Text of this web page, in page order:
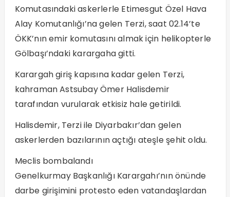
Komutasındaki askerlerle Etimesgut Özel Hava
Alay Komutanlığı’na gelen Terzi, saat 02.14’te
ÖKK’nın emir komutasını almak için helikopterle
Gölbaşı’ndaki karargaha gitti.
Karargah giriş kapısına kadar gelen Terzi,
kahraman Astsubay Ömer Halisdemir
tarafından vurularak etkisiz hale getirildi.
Halisdemir, Terzi ile Diyarbakır’dan gelen
askerlerden bazılarının açtığı ateşle şehit oldu.
Meclis bombalandı
Genelkurmay Başkanlığı Karargahı’nın önünde
darbe girişimini protesto eden vatandaşlardan